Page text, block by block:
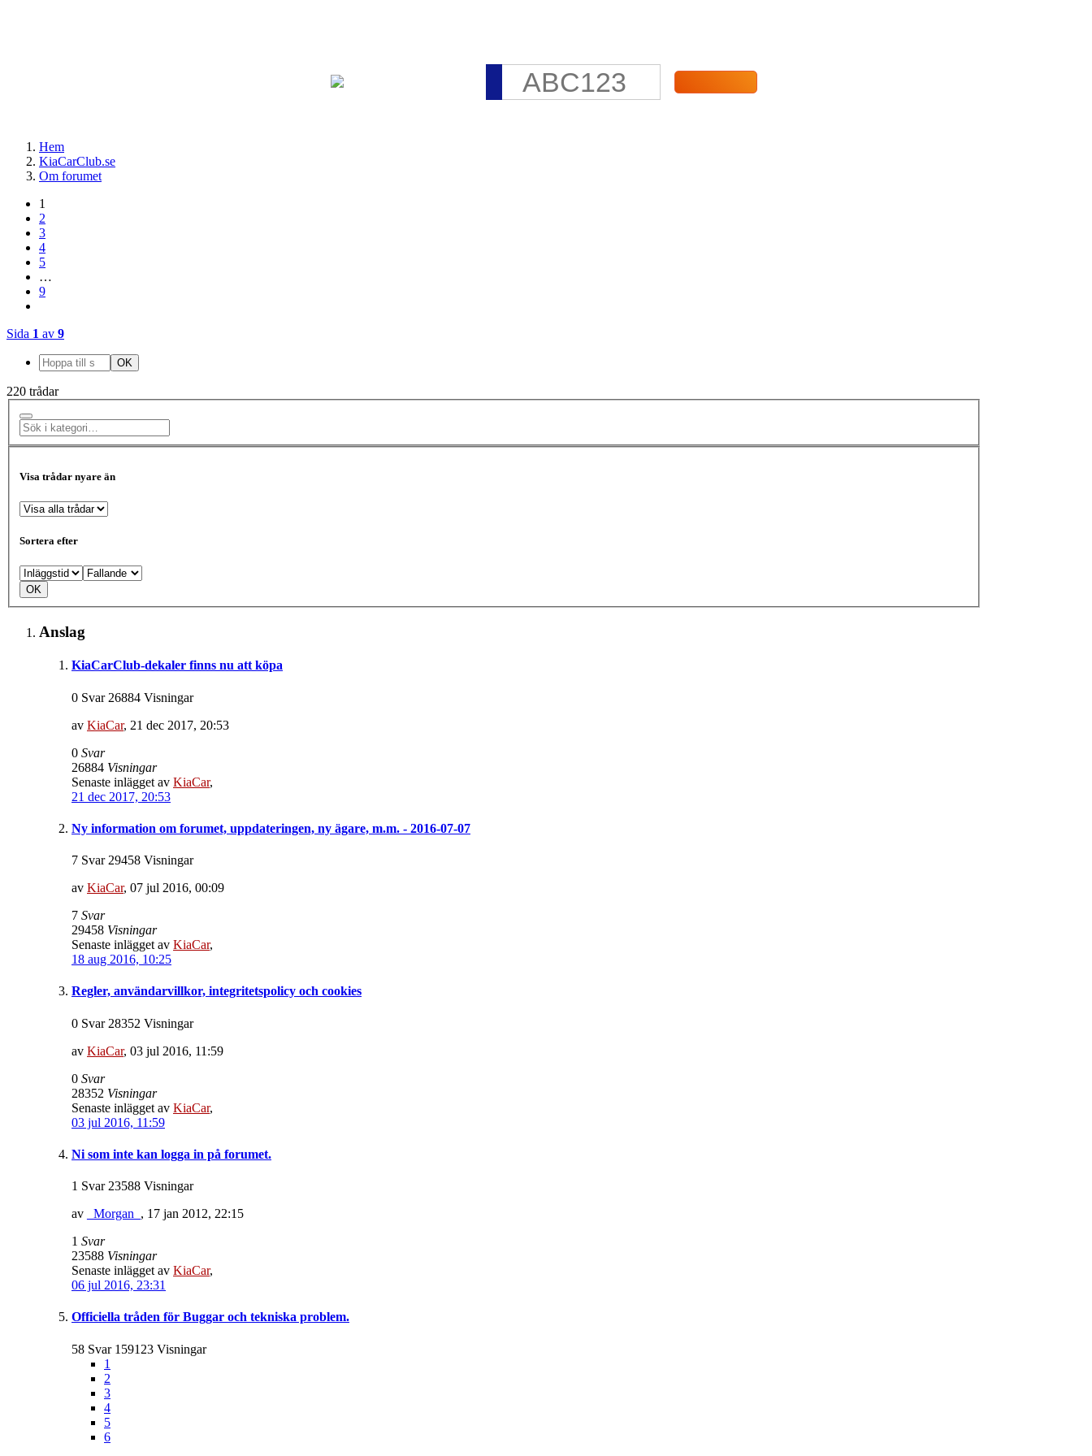
Hem
KiaCarClub.se
Om forumet
1
2
3
4
5
…
9
Sida 1 av 9
220 trådar
Visa trådar nyare än
Sortera efter
Anslag
KiaCarClub-dekaler finns nu att köpa
0 Svar 26884 Visningar
av KiaCar, 21 dec 2017, 20:53
0 Svar
26884 Visningar
Senaste inlägget av KiaCar,
21 dec 2017, 20:53
Ny information om forumet, uppdateringen, ny ägare, m.m. - 2016-07-07
7 Svar 29458 Visningar
av KiaCar, 07 jul 2016, 00:09
7 Svar
29458 Visningar
Senaste inlägget av KiaCar,
18 aug 2016, 10:25
Regler, användarvillkor, integritetspolicy och cookies
0 Svar 28352 Visningar
av KiaCar, 03 jul 2016, 11:59
0 Svar
28352 Visningar
Senaste inlägget av KiaCar,
03 jul 2016, 11:59
Ni som inte kan logga in på forumet.
1 Svar 23588 Visningar
av
_Morgan_ , 17 jan 2012, 22:15
1 Svar
23588 Visningar
Senaste inlägget av KiaCar,
06 jul 2016, 23:31
Officiella tråden för Buggar och tekniska problem.
58 Svar 159123 Visningar
1
2
3
4
5
6